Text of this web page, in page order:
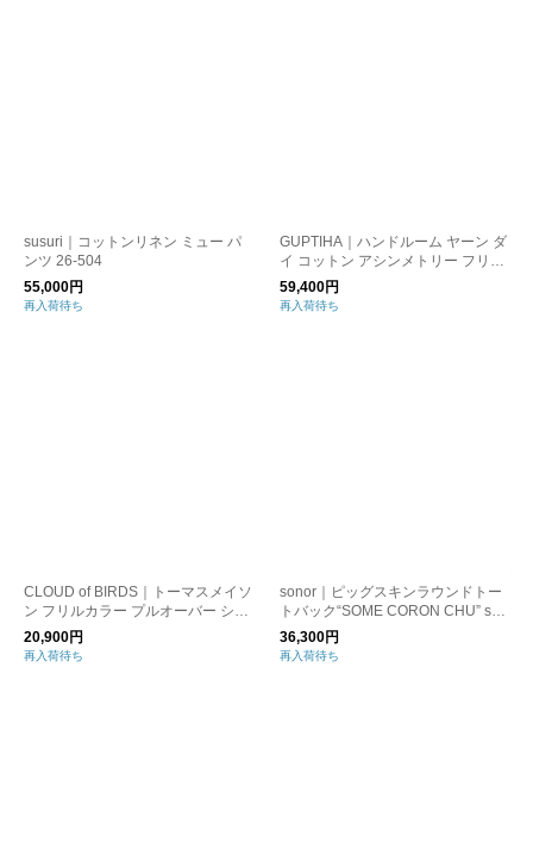
susuri｜コットンリネン ミュー パ
ンツ 26-504
55,000円
再入荷待ち
GUPTIHA｜ハンドルーム ヤーン ダ
イ コットン アシンメトリー フリル
オーバー ブラウス 13101-094
59,400円
再入荷待ち
CLOUD of BIRDS｜トーマスメイソ
ン フリルカラー プルオーバー シャ
ツ cb-1195
20,900円
再入荷待ち
sonor｜ピッグスキンラウンドトー
トバック“SOME CORON CHU” so
me-coron-chu
36,300円
再入荷待ち